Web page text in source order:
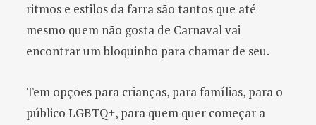
ritmos e estilos da farra são tantos que até
mesmo quem não gosta de Carnaval vai
encontrar um bloquinho para chamar de seu.
Tem opções para crianças, para famílias, para o
público LGBTQ+, para quem quer começar a